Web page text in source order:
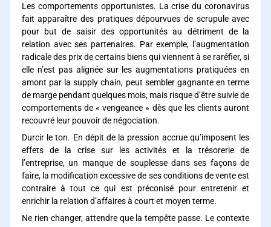
Les comportements opportunistes. La crise du coronavirus
fait apparaître des pratiques dépourvues de scrupule avec
pour but de saisir des opportunités au détriment de la
relation avec ses partenaires. Par exemple, l’augmentation
radicale des prix de certains biens qui viennent à se raréfier, si
elle n’est pas alignée sur les augmentations pratiquées en
amont par la supply chain, peut sembler gagnante en terme
de marge pendant quelques mois, mais risque d’être suivie de
comportements de « vengeance » dès que les clients auront
recouvré leur pouvoir de négociation.
Durcir le ton. En dépit de la pression accrue qu’imposent les
effets de la crise sur les activités et la trésorerie de
l’entreprise, un manque de souplesse dans ses façons de
faire, la modification excessive de ses conditions de vente est
contraire à tout ce qui est préconisé pour entretenir et
enrichir la relation d’affaires à court et moyen terme.
Ne rien changer, attendre que la tempête passe. Le contexte